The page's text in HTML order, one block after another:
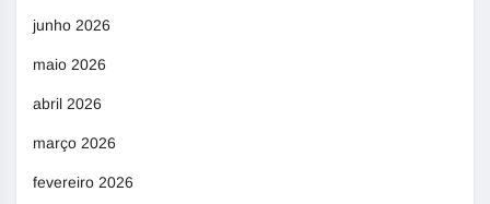
junho 2026
maio 2026
abril 2026
março 2026
fevereiro 2026